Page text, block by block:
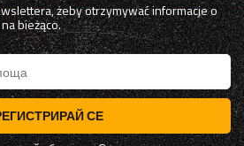
żeby otrzymywać informacje o
bieżąco.
СЕ